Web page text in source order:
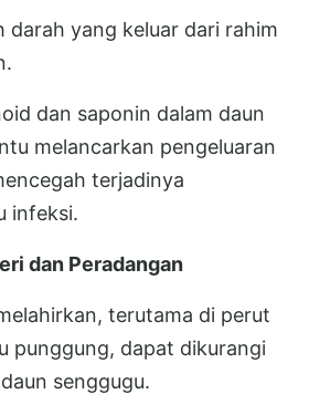
darah yang keluar dari rahim
dan saponin dalam daun
melancarkan pengeluaran
terjadinya
infeksi.
dan Peradangan
terutama di perut
punggung, dapat dikurangi
senggugu.